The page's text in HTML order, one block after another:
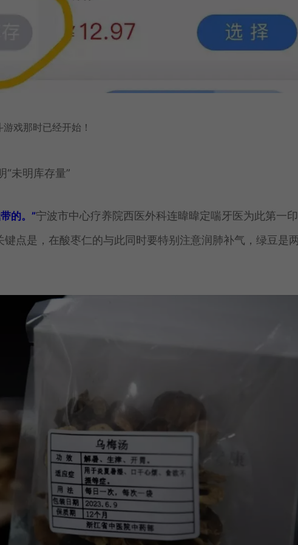
戏那时已经开始！
“未明库存量”
的。”宁波市中心疗养院西医外科连暐暐定喘牙医为此第一
点是，在酸枣仁的与此同时要特别注意润肺补气，绿豆是